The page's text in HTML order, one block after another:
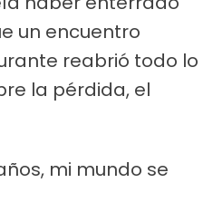
un encuentro
reabrió todo lo
la pérdida, el
mi mundo se